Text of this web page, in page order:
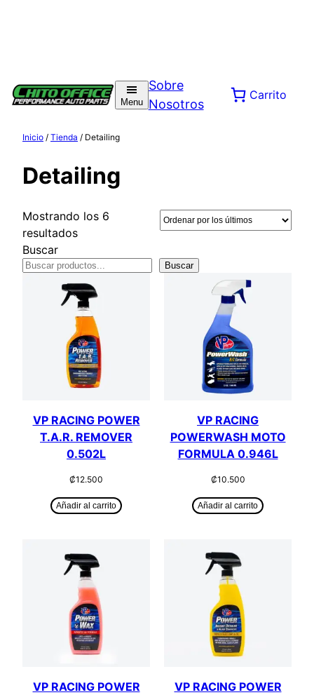
contenido
Menu
Sobre
Nosotros
Carrito
Inicio / Tienda / Detailing
Detailing
Mostrando los 6
resultadosOrdenado
los
últimos
Buscar
Buscar
VP RACING POWER
T.A.R. REMOVER
0.502L
₡12.500
Añadir al carrito
VP RACING
POWERWASH MOTO
FORMULA 0.946L
₡10.500
Añadir al carrito
VP RACING POWER
VP RACING POWER